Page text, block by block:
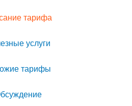
тарифа
услуги
тарифы